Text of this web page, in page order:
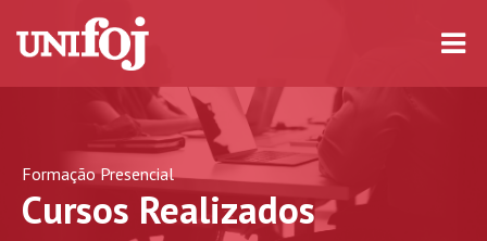
Formação Presencial
Cursos Realizados